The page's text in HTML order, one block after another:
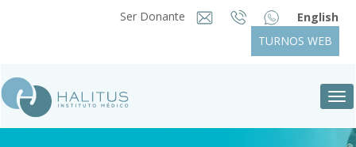
Ser Donante
English
TURNOS WEB